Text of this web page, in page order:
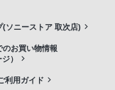
(ソニーストア 取次店)
のお買い物情報
）
利用ガイド